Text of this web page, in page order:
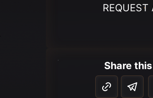
Share